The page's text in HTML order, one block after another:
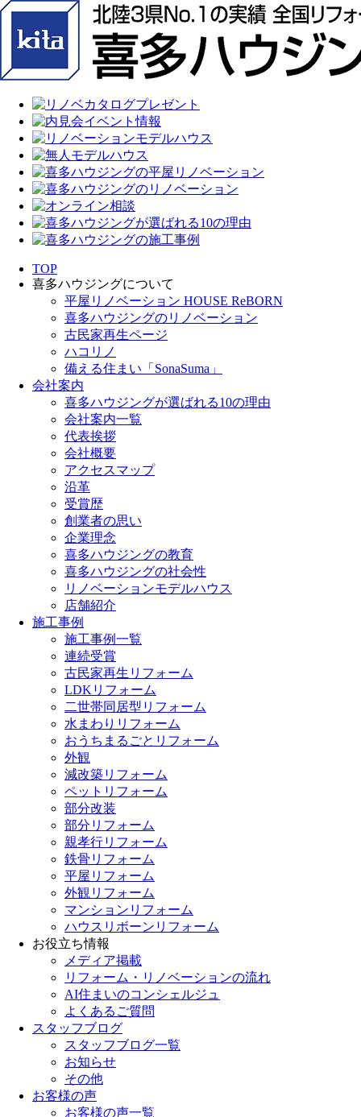
TOP
喜多ハウジングについて
平屋リノベーション HOUSE ReBORN
喜多ハウジングのリノベーション
古民家再生ページ
ハコリノ
備える住まい「SonaSuma」
会社案内
喜多ハウジングが選ばれる10の理由
会社案内一覧
代表挨拶
会社概要
アクセスマップ
沿革
受賞歴
創業者の思い
企業理念
喜多ハウジングの教育
喜多ハウジングの社会性
リノベーションモデルハウス
店舗紹介
施工事例
施工事例一覧
連続受賞
古民家再生リフォーム
LDKリフォーム
二世帯同居型リフォーム
水まわりリフォーム
おうちまるごとリフォーム
外観
減改築リフォーム
ペットリフォーム
部分改装
部分リフォーム
親孝行リフォーム
鉄骨リフォーム
平屋リフォーム
外観リフォーム
マンションリフォーム
ハウスリボーンリフォーム
お役立ち情報
メディア掲載
リフォーム・リノベーションの流れ
AI住まいのコンシェルジュ
よくあるご質問
スタッフブログ
スタッフブログ一覧
お知らせ
その他
お客様の声
お客様の声一覧